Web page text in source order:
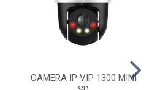
CAMERA IP VIP 1300 MINI